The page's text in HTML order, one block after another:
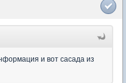
и вот сасада из